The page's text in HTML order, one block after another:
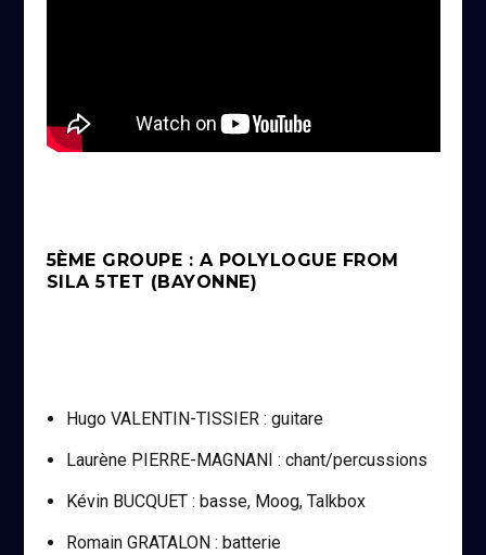
5ÈME GROUPE : A POLYLOGUE FROM
SILA 5TET (BAYONNE)
Hugo VALENTIN-TISSIER : guitare
Laurène PIERRE-MAGNANI : chant/percussions
Kévin BUCQUET : basse, Moog, Talkbox
Romain GRATALON : batterie